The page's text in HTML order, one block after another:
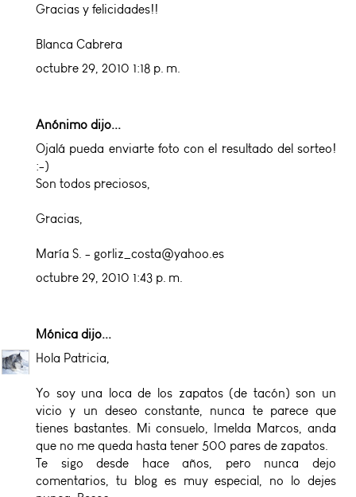
Gracias y felicidades!!
Blanca Cabrera
octubre 29, 2010 1:18 p. m.
Anónimo dijo...
Ojalá pueda enviarte foto con el resultado del sorteo!
:-)
Son todos preciosos,
Gracias,
María S. - gorliz_costa@yahoo.es
octubre 29, 2010 1:43 p. m.
Mónica dijo...
Hola Patricia,
Yo soy una loca de los zapatos (de tacón) son un
vicio y un deseo constante, nunca te parece que
tienes bastantes. Mi consuelo, Imelda Marcos, anda
que no me queda hasta tener 500 pares de zapatos.
Te sigo desde hace años, pero nunca dejo
comentarios, tu blog es muy especial, no lo dejes